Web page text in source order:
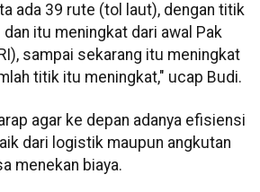
ada 39 rute (tol laut), dengan titik
itu meningkat dari awal Pak
sampai sekarang itu meningkat
titik itu meningkat," ucap Budi.
agar ke depan adanya efisiensi
dari logistik maupun angkutan
menekan biaya.